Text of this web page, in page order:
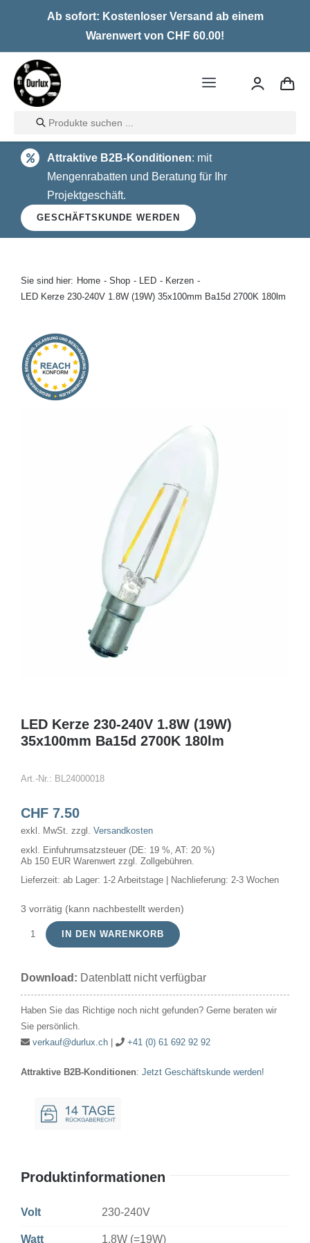
Ab sofort: Kostenloser Versand ab einem
Warenwert von CHF 60.00!
Toggle
Home
LED
Halogen
Glühlampen
Kontakt
Products
search
Attraktive B2B-Konditionen: mit
Mengenrabatten und Beratung für Ihr
Projektgeschäft.
GESCHÄFTSKUNDE WERDEN
Sie sind hier: Home Shop LED
Kerzen
LED Kerze 230-240V 1.8W (19W) 35x100mm Ba15d 2700K 180lm
LED Kerze 230-240V 1.8W (19W)
35x100mm Ba15d 2700K 180lm
Art.-Nr.: BL24000018
CHF7.50
exkl. MwSt. zzgl. Versandkosten
exkl. Einfuhrumsatzsteuer (DE: 19 %, AT: 20 %)
Ab 150 EUR Warenwert zzgl. Zollgebühren.
Lieferzeit: ab Lager: 1-2 Arbeitstage | Nachlieferung: 2-3 Wochen
3 vorrätig (kann nachbestellt werden)
LED
230-
1.8W
(19W)
Ba15d
180lm
IN DEN WARENKORB
Download: Datenblatt nicht verfügbar
Haben Sie das Richtige noch nicht gefunden? Gerne beraten wir
Sie persönlich.
verkauf@durlux.ch| +41 (0) 61 692 92 92
Attraktive B2B-Konditionen: Jetzt Geschäftskunde werden!
Produktinformationen
Volt 230-240V
Watt 1.8W (=19W)